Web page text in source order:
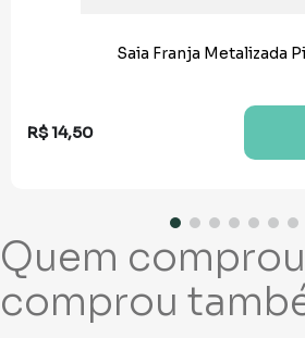
Saia Franja Metalizada
R$14,50
Quem
comprou